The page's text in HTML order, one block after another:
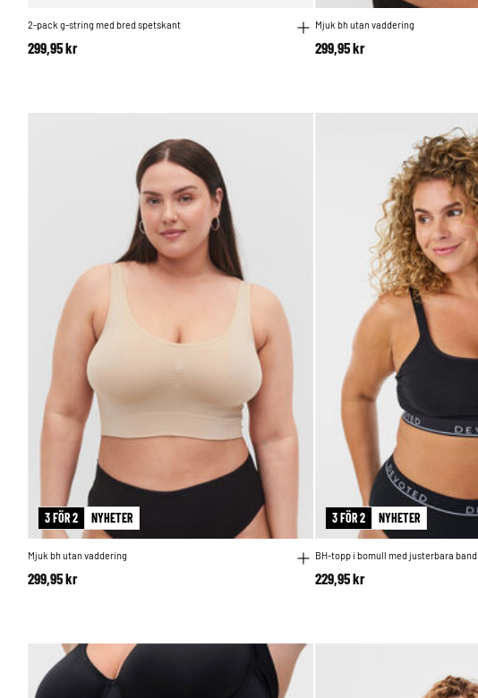
2-pack g-string med bred spetskant
299,95 kr
Mjuk bh utan vaddering
299,95 kr
3 FÖR 2 NYHETER
Mjuk bh utan vaddering
299,95 kr
3 FÖR 2 NYHETER
BH-topp i bomull med justerbara band
229,95 kr